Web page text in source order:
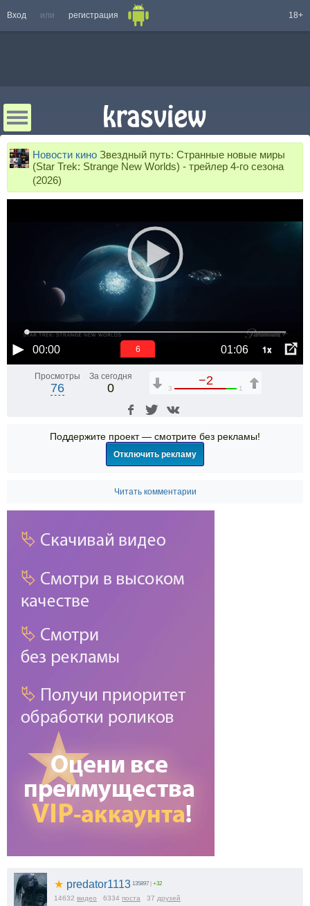
Вход или регистрация 18+
Новости кино Звездный путь: Странные новые миры
(Star Trek: Strange New Worlds) - трейлер 4-го сезона
(2026)
00:00 01:06 1x
6
Просмотры
76
За сегодня
0
−2
3 1
Поддержите проект — смотрите без рекламы!
Отключить рекламу
Читать комментарии
★ predator1113 135897 +32
14632 видео 6334 поста 37 друзей